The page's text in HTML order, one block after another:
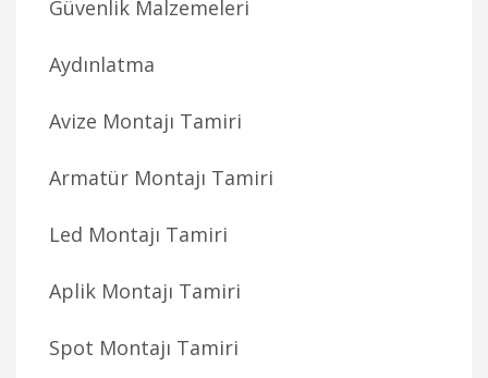
Güvenlik Malzemeleri
Aydınlatma
Avize Montajı Tamiri
Armatür Montajı Tamiri
Led Montajı Tamiri
Aplik Montajı Tamiri
Spot Montajı Tamiri